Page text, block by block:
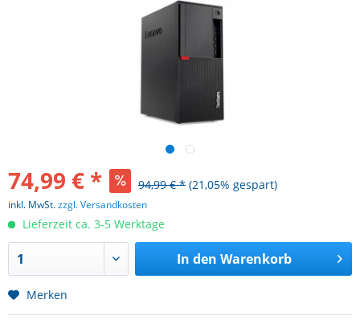
74,99 € * 94,99 € * (21,05% gespart)
inkl. MwSt.zzgl. Versandkosten
Lieferzeit ca. 3-5 Werktage
In den Warenkorb
Merken